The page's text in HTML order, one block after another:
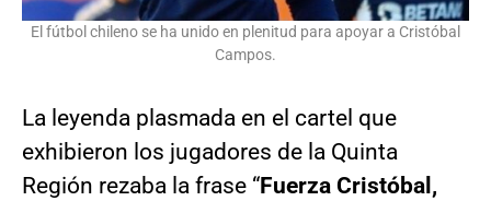
El fútbol chileno se ha unido en plenitud para apoyar a Cristóbal
Campos.
La leyenda plasmada en el cartel que
exhibieron los jugadores de la Quinta
Región rezaba la frase “Fuerza Cristóbal,